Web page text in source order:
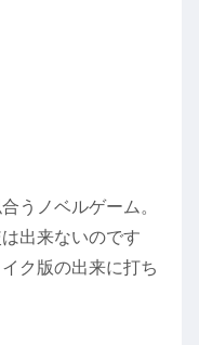
うノベルゲーム。
出来ないのです
ク版の出来に打ち